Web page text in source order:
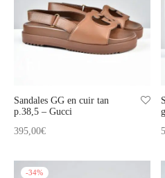
Sandales GG en cuir tan
p.38,5 – Gucci
395,00€
-34%